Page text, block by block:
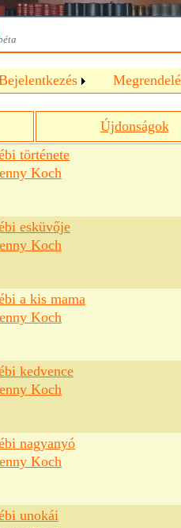
Újdonságok
története
Koch
esküvője
Koch
a kis mama
Koch
kedvence
Koch
nagyanyó
Koch
unokái